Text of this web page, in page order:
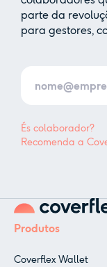
parte da
para gestores,
És colaborador?
Recomenda a
Produtos
Coverflex Wallet